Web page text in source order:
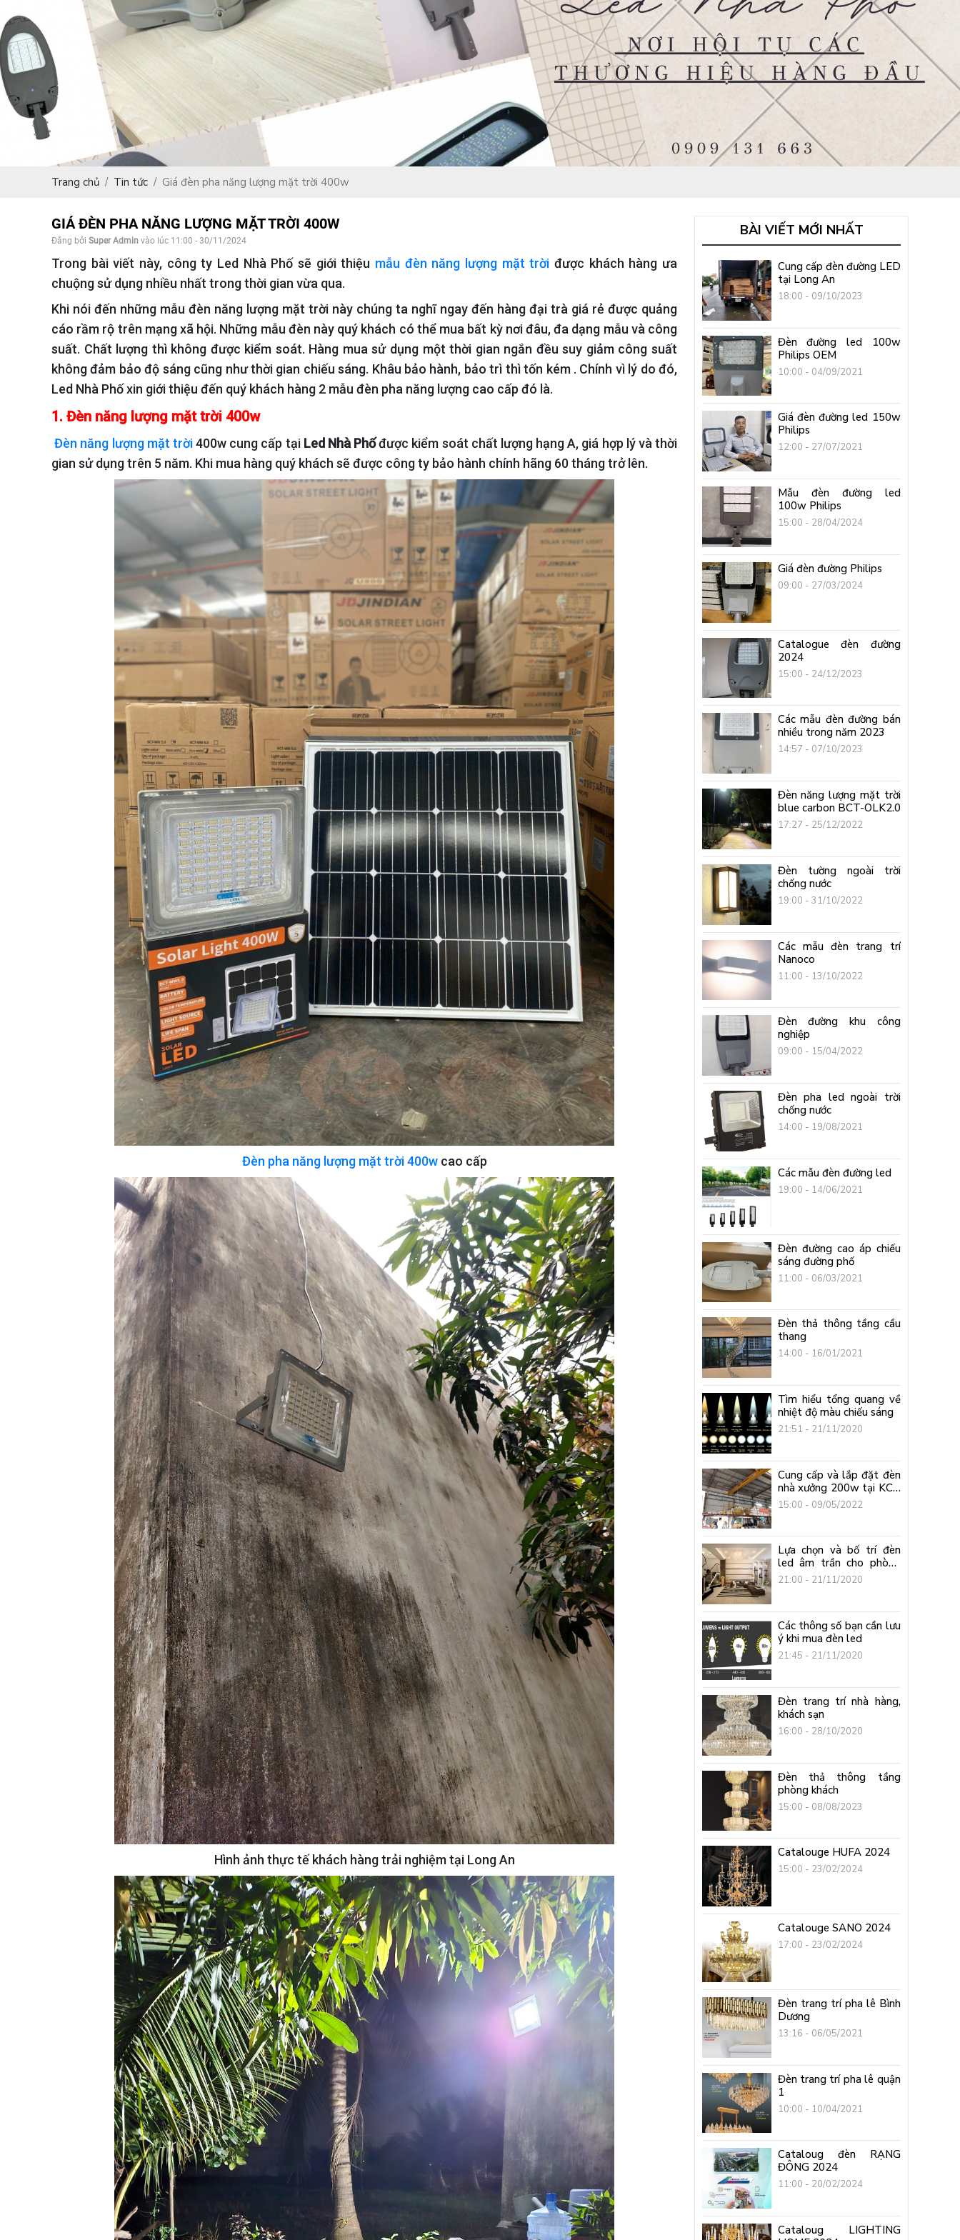
Trang chủ Tin tức Giá đèn pha năng lượng mặt trời 400w
GIÁ ĐÈN PHA NĂNG LƯỢNG MẶT TRỜI 400W
Đăng bởi Super Admin vào lúc 11:00 - 30/11/2024
Trong bài viết này, công ty Led Nhà Phố sẽ giới thiệu mẫu đèn năng lượng mặt trời được khách hàng ưa
chuộng sử dụng nhiều nhất trong thời gian vừa qua.
Khi nói đến những mẫu đèn năng lượng mặt trời này chúng ta nghĩ ngay đến hàng đại trà giá rẻ được quảng
cáo rầm rộ trên mạng xã hội. Những mẫu đèn này quý khách có thể mua bất kỳ nơi đâu, đa dạng mẫu và công
suất. Chất lượng thì không được kiểm soát. Hàng mua sử dụng một thời gian ngắn đều suy giảm công suất
không đảm bảo độ sáng cũng như thời gian chiếu sáng. Khâu bảo hành, bảo trì thì tốn kém . Chính vì lý do đó,
Led Nhà Phố xin giới thiệu đến quý khách hàng 2 mẫu đèn pha năng lượng cao cấp đó là.
1. Đèn năng lượng mặt trời 400w
Đèn năng lượng mặt trời400w cung cấp tại Led Nhà Phốđược kiểm soát chất lượng hạng A, giá hợp lý và thời
gian sử dụng trên 5 năm. Khi mua hàng quý khách sẽ được công ty bảo hành chính hãng 60 tháng trở lên.
Đèn pha năng lượng mặt trời 400wcao cấp
Hình ảnh thực tế khách hàng trải nghiệm tại Long An
BÀI VIẾT MỚI NHẤT
Cung cấp đèn đường LED
tại Long An
18:00 - 09/10/2023
Đèn đường led 100w
Philips OEM
10:00 - 04/09/2021
Giá đèn đường led 150w
Philips
12:00 - 27/07/2021
Mẫu đèn đường led
100w Philips
15:00 - 28/04/2024
Giá đèn đường Philips
09:00 - 27/03/2024
Catalogue đèn đường
2024
15:00 - 24/12/2023
Các mẫu đèn đường bán
nhiều trong năm 2023
14:57 - 07/10/2023
Đèn năng lượng mặt trời
blue carbon BCT-OLK2.0
17:27 - 25/12/2022
Đèn tường ngoài trời
chống nước
19:00 - 31/10/2022
Các mẫu đèn trang trí
Nanoco
11:00 - 13/10/2022
Đèn đường khu công
nghiệp
09:00 - 15/04/2022
Đèn pha led ngoài trời
chống nước
14:00 - 19/08/2021
Các mẫu đèn đường led
19:00 - 14/06/2021
Đèn đường cao áp chiếu
sáng đường phố
11:00 - 06/03/2021
Đèn thả thông tầng cầu
thang
14:00 - 16/01/2021
Tìm hiểu tổng quang về
nhiệt độ màu chiếu sáng
21:51 - 21/11/2020
Cung cấp và lắp đặt đèn
nhà xưởng 200w tại KCN
Mỹ Phước 2, Bình Dương
15:00 - 09/05/2022
Lựa chọn và bố trí đèn
led âm trần cho phòng
khách đẹp
21:00 - 21/11/2020
Các thông số bạn cần lưu
ý khi mua đèn led
21:45 - 21/11/2020
Đèn trang trí nhà hàng,
khách sạn
16:00 - 28/10/2020
Đèn thả thông tầng
phòng khách
15:00 - 08/08/2023
Catalouge HUFA 2024
15:00 - 23/02/2024
Catalouge SANO 2024
17:00 - 23/02/2024
Đèn trang trí pha lê Bình
Dương
13:16 - 06/05/2021
Đèn trang trí pha lê quận
1
10:00 - 10/04/2021
Cataloug đèn RẠNG
ĐÔNG 2024
11:00 - 20/02/2024
Cataloug LIGHTING